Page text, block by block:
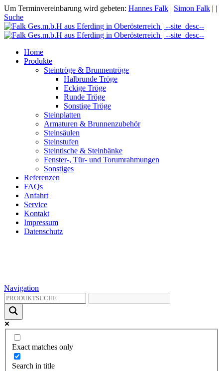
Um Terminvereinbarung wird gebeten: Hannes Falk | Simon Falk | |
Suche
Home
Produkte
Steintröge & Brunnentröge
Halbrunde Tröge
Eckige Tröge
Runde Tröge
Sonstige Tröge
Steinplatten
Armaturen & Brunnenzubehör
Steinsäulen
Steinstufen
Steintische & Steinbänke
Fenster-, Tür- und Torumrahmungen
Sonstiges
Referenzen
FAQs
Anfahrt
Service
Kontakt
Impressum
Datenschutz
Navigation
Exact matches only
Search in title